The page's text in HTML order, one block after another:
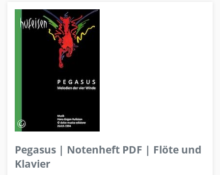
Pegasus | Notenheft PDF | Flöte und
Klavier